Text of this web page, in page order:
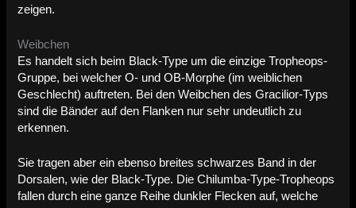
zeigen.
Weibchen
Es handelt sich beim Black-Type um die einzige Tropheops-
Gruppe, bei welcher O- und OB-Morphe (im weiblichen
Geschlecht) auftreten. Bei den Weibchen des Gracilior-Typs
sind die Bänder auf den Flanken nur sehr undeutlich zu
erkennen.
Sie tragen aber ein ebenso breites schwarzes Band in der
Dorsalen, wie der Black-Type. Die Chilumba-Type-Tropheops
fallen durch eine ganze Reihe dunkler Flecken auf, welche